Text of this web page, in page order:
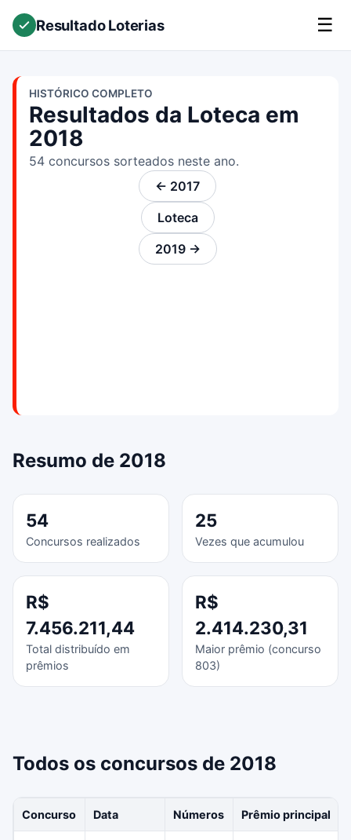
Resultado Loterias ☰
HISTÓRICO COMPLETO
Resultados da Loteca em
2018
54 concursos sorteados neste ano.
← 2017
Loteca
2019 →
Resumo de 2018
54
Concursos realizados
25
Vezes que acumulou
R$
7.456.211,44
Total distribuído em
prêmios
R$
2.414.230,31
Maior prêmio (concurso
803)
Todos os concursos de 2018
Concurso Data Números Prêmio principal